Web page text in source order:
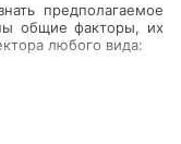
предполагаемое
общие факторы, их
любого вида:
всех значимых